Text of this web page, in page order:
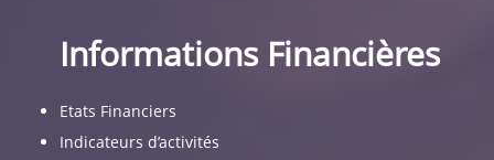
Informations Financières
Etats Financiers
Indicateurs d’activités